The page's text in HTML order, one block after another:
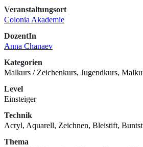
Veranstaltungsort
Colonia Akademie
DozentIn
Anna Chanaev
Kategorien
Malkurs / Zeichenkurs, Jugendkurs,
Level
Einsteiger
Technik
Acryl, Aquarell, Zeichnen, Bleistift,
Thema